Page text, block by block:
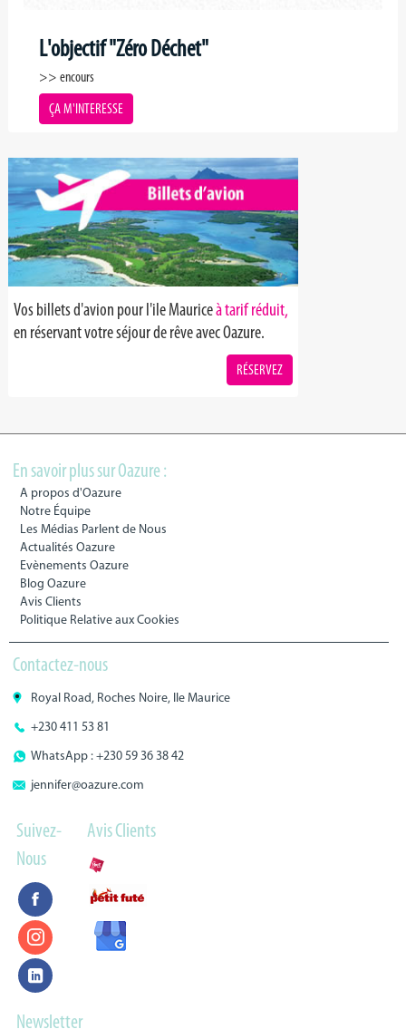
L'objectif "Zéro Déchet"
>> encours
ÇA M'INTERESSE
Vos billets d'avion pour l'ile Mauriceà tarif réduit,
en réservant votre séjour de rêve avec Oazure.
RÉSERVEZ
En savoir plus sur Oazure :
A propos d'Oazure
Notre Équipe
Les Médias Parlent de Nous
Actualités Oazure
Evènements Oazure
Blog Oazure
Avis Clients
Politique Relative aux Cookies
Contactez-nous
Royal Road, Roches Noire, Ile Maurice
+230 411 53 81
WhatsApp : +230 59 36 38 42
jennifer@oazure.com
Suivez-
Nous
Avis Clients
Newsletter